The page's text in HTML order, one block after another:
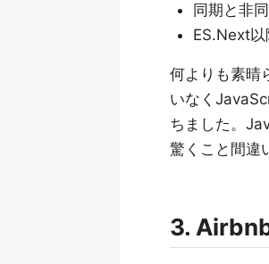
同期と非
ES.Next以
何よりも素晴
いなく
ちました。
驚くこと間違
3.